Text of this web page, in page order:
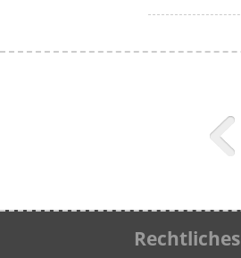
Rechtliches